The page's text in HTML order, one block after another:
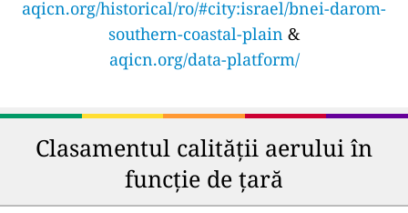
aqicn.org/historical/ro/#city:israel/bnei-darom-
southern-coastal-plain &
aqicn.org/data-platform/
Clasamentul calității aerului în
funcție de țară